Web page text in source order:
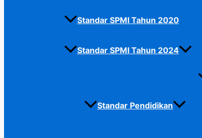
Standar SPMI Tahun 2020
Standar SPMI Tahun 2024
Standar Pendidikan